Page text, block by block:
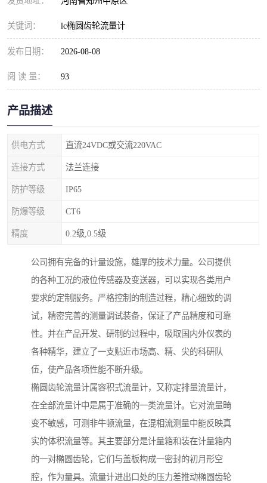
关键词： lc椭圆齿轮流量计
发布日期： 2026-08-08
阅 读 量： 93
产品描述
供电方式 直流24VDC或交流220VAC
连接方式 法兰连接
防护等级 IP65
防爆等级 CT6
精度 0.2级,0.5级
公司拥有完备的计量设施，雄厚的技术力量。公司提供
的各种工况的液位传感器及变送器，可以实现各类用户
要求的定制服务。严格控制的制造过程，精心细致的调
试，精密完善的测量调试装备，保证了产品精度和可靠
性。并在产品开发、研制的过程中，吸取国内外仪表的
各种精华，建立了一支贴近市场高、精、尖的科研队
伍，使产品各项性能不断升级。
椭圆齿轮流量计属容积式流量计，又称定排量流量计，
在全部流量计中是属于准确的一类流量计。它对流量畸
变不敏感，可测非牛顿流量，在混相流测量中能反映真
实的体积流量等。其主要部分是计量箱和装在计量箱内
的一对椭圆齿轮，它们与盖板构成一密封的初月形空
腔，作为量具。流量计进出口处的压力差推动椭圆齿轮